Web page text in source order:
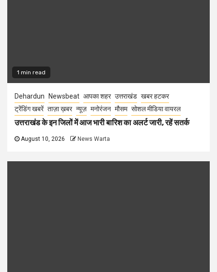
1 min read
Dehardun Newsbeat आपका शहर उत्तराखंड खबर हटकर
ट्रेंडिंग खबरें ताज़ा ख़बर न्यूज़ मनोरंजन मौसम सोशल मीडिया वायरल
उत्तराखंड के इन जिलों में आज भारी बारिश का अलर्ट जारी, रहें सतर्क
August 10, 2026 News Warta